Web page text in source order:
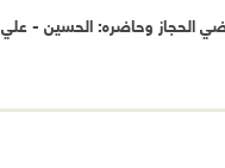
الحجاز وحاضره: الحسين - علي